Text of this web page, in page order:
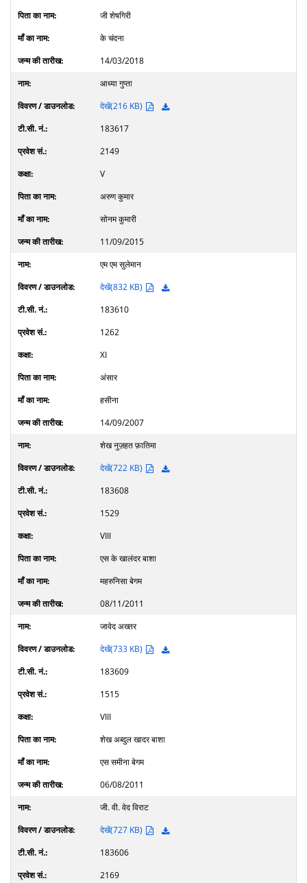
जी शेषगिरी
के चंदना
14/03/2018
आध्या गुप्ता
देखें(216 KB)
183617
2149
V
अरुण कुमार
सोनम कुमारी
11/09/2015
एम एम सुलेमान
देखें(832 KB)
183610
1262
XI
अंसार
हसीना
14/09/2007
शेख नुज़हत फ़ातिमा
देखें(722 KB)
183608
1529
VIII
एस के खालंदर बाशा
महरुनिसा बेगम
08/11/2011
जावेद अख्तर
देखें(733 KB)
183609
1515
VIII
शेख अब्दुल खादर बाशा
एस समीना बेगम
06/08/2011
जी. वी. वेद विराट
देखें(727 KB)
183606
2169